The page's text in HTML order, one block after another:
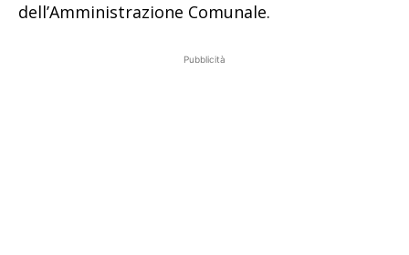
dell’Amministrazione Comunale.
Pubblicità